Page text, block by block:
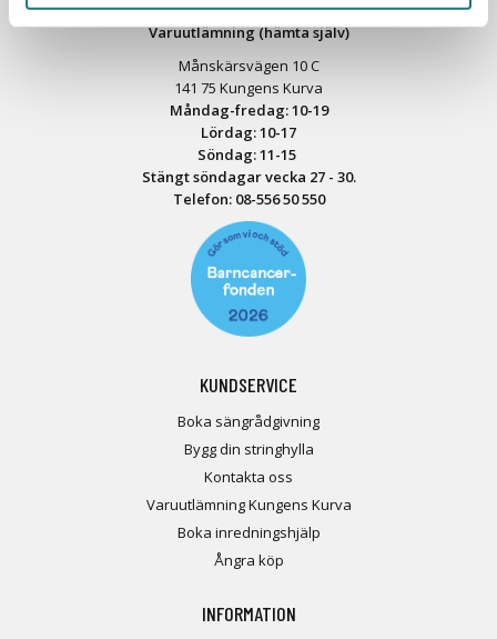
Varuutlämning (hämta själv)
Månskärsvägen 10 C
141 75 Kungens Kurva
Måndag-fredag: 10-19
Lördag: 10-17
Söndag: 11-15
Stängt söndagar vecka 27 - 30.
Telefon: 08-556 50 550
KUNDSERVICE
Boka sängrådgivning
Bygg din stringhylla
Kontakta oss
Varuutlämning Kungens Kurva
Boka inredningshjälp
Ångra köp
INFORMATION